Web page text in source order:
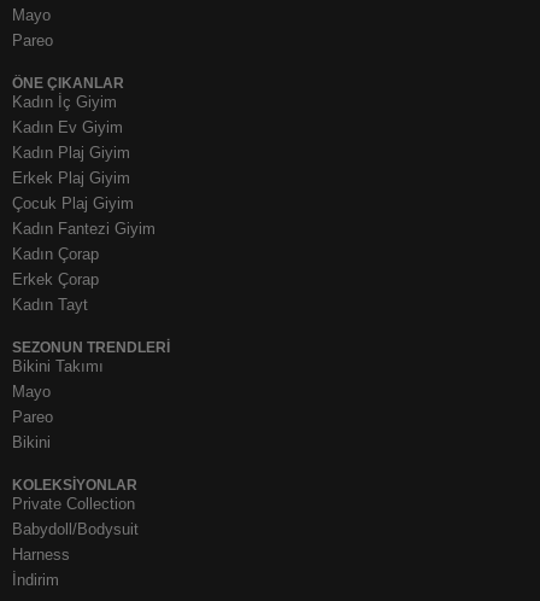
Mayo
Pareo
ÖNE ÇIKANLAR
Kadın İç Giyim
Kadın Ev Giyim
Kadın Plaj Giyim
Erkek Plaj Giyim
Çocuk Plaj Giyim
Kadın Fantezi Giyim
Kadın Çorap
Erkek Çorap
Kadın Tayt
SEZONUN TRENDLERI
Bikini Takımı
Mayo
Pareo
Bikini
KOLEKSIYONLAR
Private Collection
Babydoll/Bodysuit
Harness
İndirim